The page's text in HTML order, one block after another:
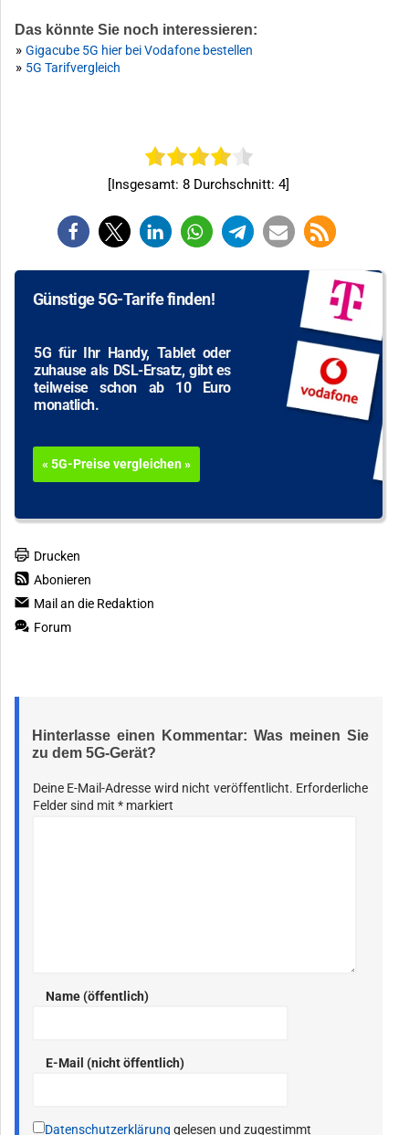
Das könnte Sie noch interessieren:
» Gigacube 5G hier bei Vodafone bestellen
» 5G Tarifvergleich
[Insgesamt:8 Durchschnitt:4]
Günstige 5G-Tarife finden!
5G für Ihr Handy, Tablet oder
zuhause als DSL-Ersatz, gibt es
teilweise schon ab 10 Euro
monatlich.
« 5G-Preise vergleichen »
Drucken
Abonieren
Mail an die Redaktion
Forum
Hinterlasse einen Kommentar: Was meinen Sie
zu dem 5G-Gerät?
Deine E-Mail-Adresse wird nicht veröffentlicht. Erforderliche
Felder sind mit * markiert
Name (öffentlich)
E-Mail (nicht öffentlich)
Datenschutzerklärung gelesen und zugestimmt